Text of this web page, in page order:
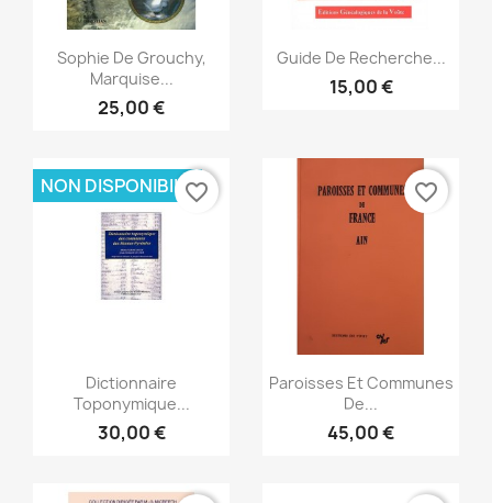
Anteprima
Sophie De Grouchy,
Marquise...
25,00 €
Anteprima
Guide De Recherche...
15,00 €
Anteprima
Dictionnaire
Toponymique...
30,00 €
NON DISPONIBILEfavorite_border
Anteprima
Paroisses Et Communes
De...
45,00 €
favorite_border